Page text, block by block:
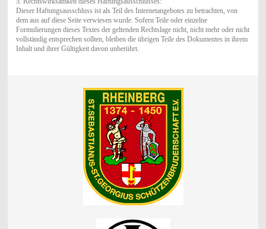
Dieser Haftungsausschluss ist als Teil des Internetangebotes zu betrachten, von
dem aus auf diese Seite verwiesen wurde. Sofern Teile oder einzelne
Formulierungen dieses Textes der geltenden Rechtslage nicht, nicht mehr oder nicht
vollständig entsprechen sollten, bleiben die übrigen Teile des Dokumentes in ihrem
Inhalt und ihrer Gültigkeit davon unberührt.